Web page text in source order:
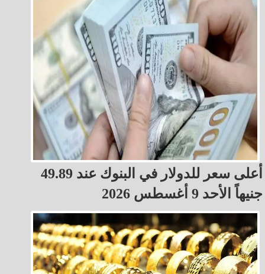
أعلى سعر للدولار في البنوك عند 49.89
جنيهاً الأحد 9 أغسطس 2026